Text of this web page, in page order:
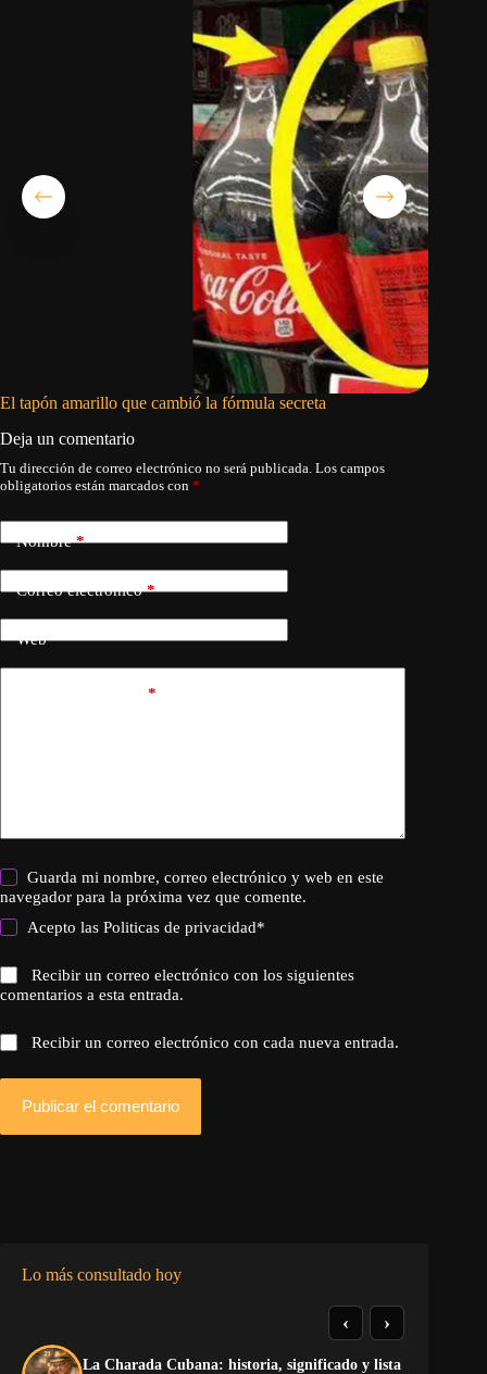
El tapón amarillo que cambió la fórmula secreta
Deja un comentario
Tu dirección de correo electrónico no será publicada. Los campos
obligatorios están marcados con *
Nombre*
Correo electrónico*
Web
*
Guarda mi nombre, correo electrónico y web en este
navegador para la próxima vez que comente.
Acepto lasPoliticas de privacidad*
Recibir un correo electrónico con los siguientes
comentarios a esta entrada.
Recibir un correo electrónico con cada nueva entrada.
Publicar el comentario
Lo más consultado hoy
La Charada Cubana: historia, significado y lista
‹ ›